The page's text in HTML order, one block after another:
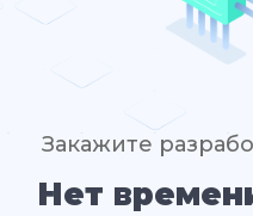
Закажите
Нет